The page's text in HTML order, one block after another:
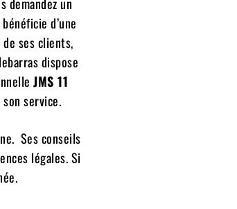
bénéficie d’une
ses clients,
dispose
JMS 11
service.
Ses conseils
légales. Si